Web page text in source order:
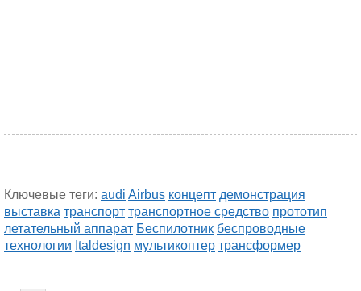
Ключевые теги: audi Airbus концепт демонстрация
выставка транспорт транспортное средство прототип
летательный аппарат Беспилотник беспроводные
технологии Italdesign мультикоптер трансформер